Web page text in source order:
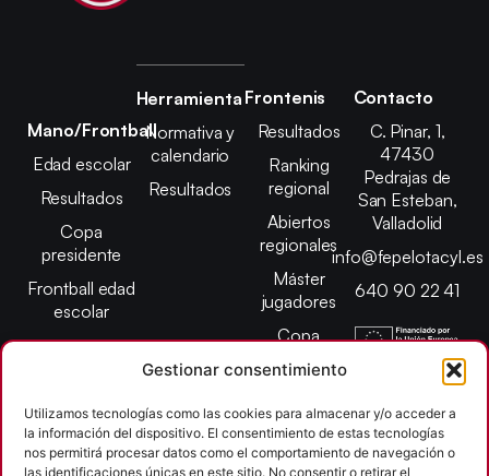
Gestionar consentimiento
Utilizamos tecnologías como las cookies para almacenar y/o acceder a
la información del dispositivo. El consentimiento de estas tecnologías
nos permitirá procesar datos como el comportamiento de navegación o
las identificaciones únicas en este sitio. No consentir o retirar el
Mano/Frontball
Edad escolar
Resultados
Copa
presidente
Frontball edad
escolar
Herramienta
Normativa y
calendario
Resultados
Frontenis
Resultados
Ranking
regional
Abiertos
regionales
Máster
jugadores
Copa
presidente
escolar
Campeonato
Contacto
C. Pinar, 1,
47430
Pedrajas de
San Esteban,
Valladolid
info@fepelotacyl.es
640 90 22 41